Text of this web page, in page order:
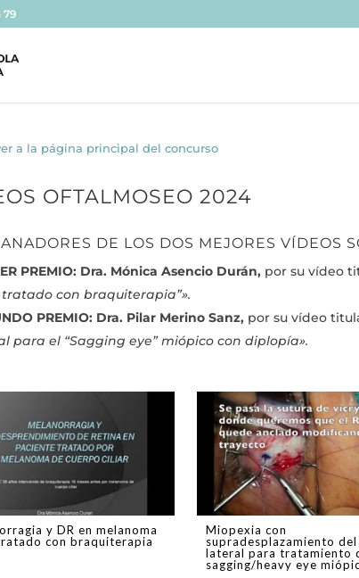
79
a la página principal del concurso
OFTALMOSEO 2024
DE LOS DOS MEJORES VÍDEOS
PREMIO: Dra. Mónica Asencio Durán, por su vídeo
con braquiterapia”».
PREMIO: Dra. Pilar Merino Sanz, por su vídeo
para el “Sagging eye” miópico con diplopía».
y DR en melanoma
con braquiterapia
Miopexia con
supradesplazamiento
lateral para tratamiento
sagging/heavy eye